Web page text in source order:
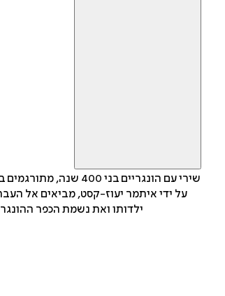
שירי עם הונגריים בני 400
על ידי איתמר יעוז-קסט, מביאים אל
ילדותו ואת נשמת הכפר